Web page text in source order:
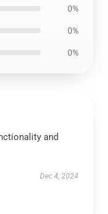
0%
0%
0%
and
Dec 4, 2024